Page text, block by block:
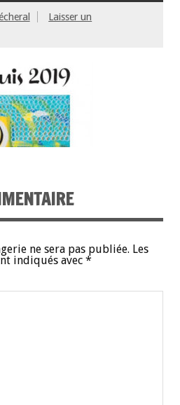
Laisser un
ne sera pas publiée. Les
indiqués avec *